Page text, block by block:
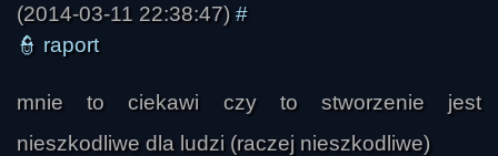
(2014-03-11 22:38:47) #
👮 raport
mnie to ciekawi czy to stworzenie jest
nieszkodliwe dla ludzi (raczej nieszkodliwe)